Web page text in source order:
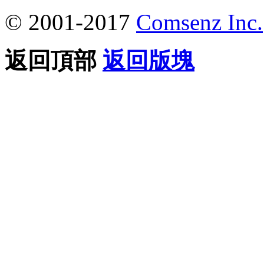
© 2001-2017 Comsenz Inc.
返回頂部 返回版塊